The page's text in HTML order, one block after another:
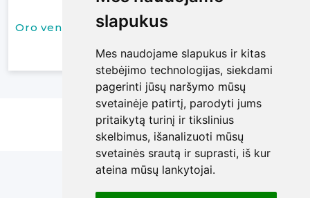
slapukus
Mes naudojame slapukus ir kitas
stebėjimo technologijas, siekdami
pagerinti jūsų naršymo mūsų
svetainėje patirtį, parodyti jums
pritaikytą turinį ir tikslinius
skelbimus, išanalizuoti mūsų
svetainės srautą ir suprasti, iš kur
ateina mūsų lankytojai.
slapukus
Mes naudojame slapukus ir kitas
stebėjimo technologijas, siekdami
pagerinti jūsų naršymo mūsų
svetainėje patirtį, parodyti jums
pritaikytą turinį ir tikslinius
skelbimus, išanalizuoti mūsų
svetainės srautą ir suprasti, iš kur
ateina mūsų lankytojai.
Oro ventiliatorius
6 € / Parai
ventiliatorius, FOMEI
10 €
Copyright © 20267D
Keisti slapukų politiką